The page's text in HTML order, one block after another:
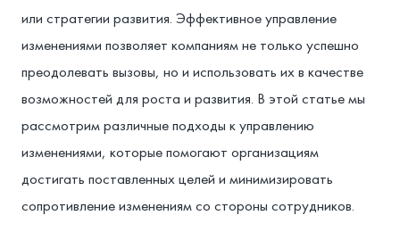
или стратегии развития. Эффективное управление
изменениями позволяет компаниям не только успешно
преодолевать вызовы, но и использовать их в качестве
возможностей для роста и развития. В этой статье мы
рассмотрим различные подходы к управлению
изменениями, которые помогают организациям
достигать поставленных целей и минимизировать
сопротивление изменениям со стороны сотрудников.